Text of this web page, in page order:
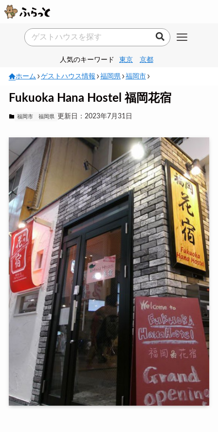
人気のキーワード 東京 京都
ホーム ゲストハウス情報 福岡県 福岡市
Fukuoka Hana Hostel 福岡花宿
福岡市 福岡県 更新日：2023年7月31日